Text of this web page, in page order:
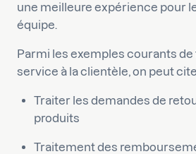
une meilleure expérience pour
équipe.
Parmi les exemples courants de
service à la clientèle, on peut
Traiter les demandes de
produits
Traitement des